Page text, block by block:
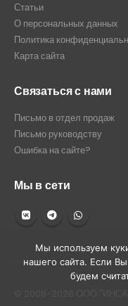
Статьи
О персональных данных
Политика
Карта сайта
Связаться с нами
Письмо в отдел продаж
Письмо руководству
Ошибка на сайте?
Мы в сети
Мы используем
нашего сайта. Если
будем